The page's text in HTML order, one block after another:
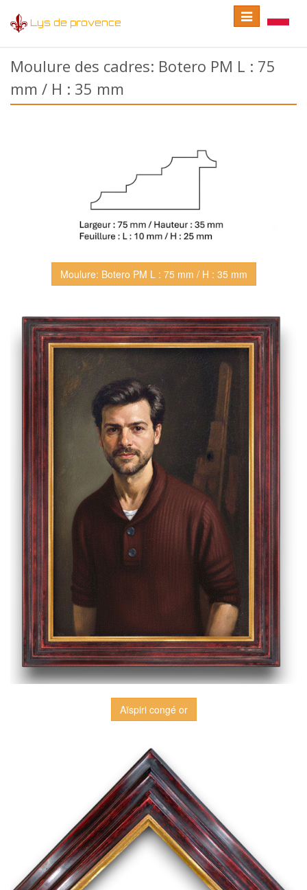
Lys de provence
Toggle
language
Toggle
navigation
Moulure des cadres: Botero PM L : 75
mm / H : 35 mm
Moulure: Botero PM L : 75 mm / H : 35 mm
Aïspiri congé or